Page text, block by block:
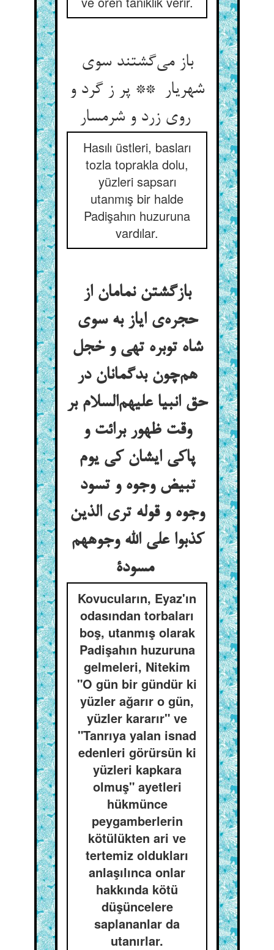
باز می‌گشتند سوی
شهریار ** پر ز گرد و
روی زرد و شرمسار
Hasılı üstleri, basları
tozla toprakla dolu,
yüzleri sapsarı
utanmış bir halde
Padişahın huzuruna
vardılar.
بازگشتن نمامان از
حجره‌ی ایاز به سوی
شاه توبره تهی و خجل
هم‌چون بدگمانان در
حق انبیا علیهم‌السلام بر
وقت ظهور برائت و
پاکی ایشان کی یوم
تبیض وجوه و تسود
وجوه و قوله تری الذین
کذبوا علی الله وجوههم
مسودة
Kovucuların, Eyaz'ın
odasından torbaları
boş, utanmış olarak
Padişahın huzuruna
gelmeleri, Nitekim
"O gün bir gündür ki
yüzler ağarır o gün,
yüzler kararır" ve
"Tanrıya yalan isnad
edenleri görürsün ki
yüzleri kapkara
olmuş" ayetleri
hükmünce
peygamberlerin
kötülükten ari ve
tertemiz oldukları
anlaşılınca onlar
hakkında kötü
düşüncelere
saplananlar da
utanırlar.